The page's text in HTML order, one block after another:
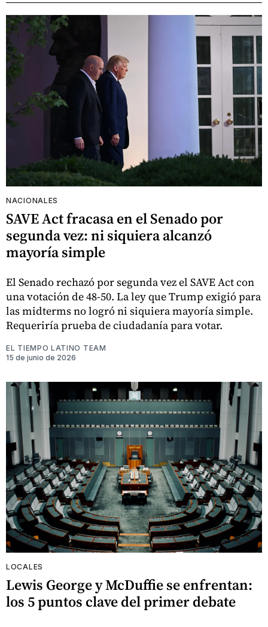
NACIONALES
SAVE Act fracasa en el Senado por
segunda vez: ni siquiera alcanzó
mayoría simple
El Senado rechazó por segunda vez el SAVE Act con
una votación de 48-50. La ley que Trump exigió para
las midterms no logró ni siquiera mayoría simple.
Requeriría prueba de ciudadanía para votar.
EL TIEMPO LATINO TEAM
15 de junio de 2026
LOCALES
Lewis George y McDuffie se enfrentan:
los 5 puntos clave del primer debate